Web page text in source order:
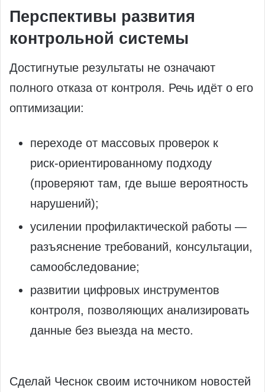
Перспективы развития
контрольной системы
Достигнутые результаты не означают
полного отказа от контроля. Речь идёт о его
оптимизации:
переходе от массовых проверок к
риск‑ориентированному подходу
(проверяют там, где выше вероятность
нарушений);
усилении профилактической работы —
разъяснение требований, консультации,
самообследование;
развитии цифровых инструментов
контроля, позволяющих анализировать
данные без выезда на место.
Сделай Чеснок своим источником новостей